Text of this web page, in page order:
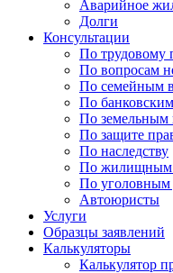
Аварийное
Долги
Консультации
По трудовому
По вопросам
По семейным
По
По земельным
По защите
По наследству
По жилищным
По уголовным
Автоюристы
Услуги
Образцы заявлений
Калькуляторы
Калькулятор